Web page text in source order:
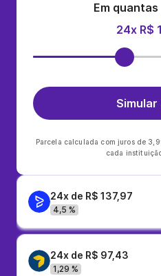
Em
24x R$
Simular
Parcela calculada com juros de
cada
24x de R$ 137,97
4,5 %
24x de R$ 97,43
1,29 %